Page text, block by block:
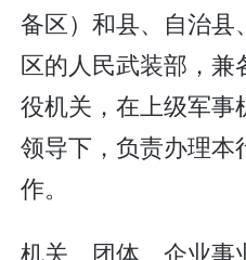
备区）和县、自治
区的人民武装部，
役机关，在上级军事
领导下，负责办理本
作。
机关、团体、企业事